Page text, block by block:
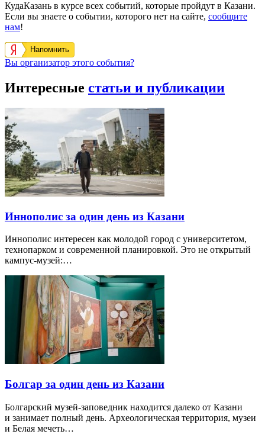
КудаКазань в курсе всех событий, которые пройдут в Казани.
Если вы знаете о событии, которого нет на сайте, сообщите
нам!
Напомнить
Вы организатор этого события?
Интересные статьи и публикации
Иннополис за один день из Казани
Иннополис интересен как молодой город с университетом,
технопарком и современной планировкой. Это не открытый
кампус-музей:…
Болгар за один день из Казани
Болгарский музей-заповедник находится далеко от Казани
и занимает полный день. Археологическая территория, музеи
и Белая мечеть…